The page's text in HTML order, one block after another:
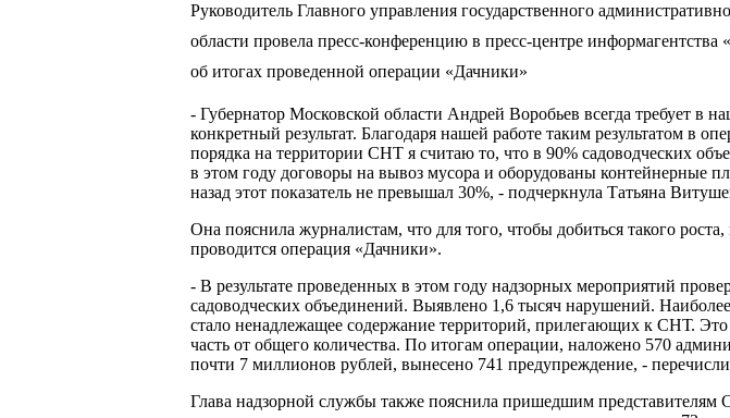
Руководитель Главного управления государственного
области провела пресс-конференцию в пресс-центре
об итогах проведенной операции «Дачники»
- Губернатор Московской области Андрей Воробьев всегда требует в
конкретный результат. Благодаря нашей работе таким результатом в
порядка на территории СНТ я считаю то, что в 90% садоводческих
в этом году договоры на вывоз мусора и оборудованы контейнерные
назад этот показатель не превышал 30%, - подчеркнула Татьяна
Она пояснила журналистам, что для того, чтобы добиться такого
проводится операция «Дачники».
- В результате проведенных в этом году надзорных мероприятий
садоводческих объединений. Выявлено 1,6 тысяч нарушений.
стало ненадлежащее содержание территорий, прилегающих к СНТ.
часть от общего количества. По итогам операции, наложено 570
почти 7 миллионов рублей, вынесено 741 предупреждение, -
Глава надзорной службы также пояснила пришедшим представителям